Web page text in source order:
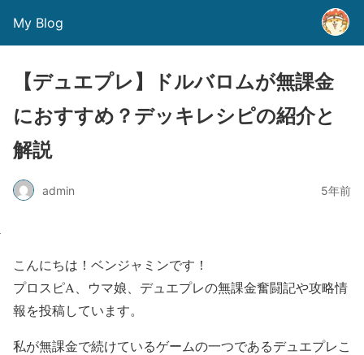
My Blog
【デュエプレ】ドルバロムが無課金
におすすめ？デッキレシピの紹介と
解説
admin 5年前
こんにちは！ベンジャミンです！
プロスピA、ウマ娘、デュエプレの無課金奮闘記や攻略情
報を投稿しています。
私が無課金で続けているゲームの一つであるデュエプレこ